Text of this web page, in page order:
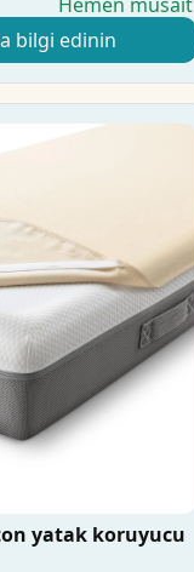
bilgi edinin
yatak koruyucu